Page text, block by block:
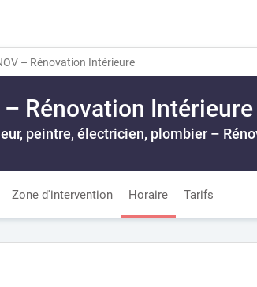
– Rénovation Intérieure
– Rénovation Intérieure
peintre, électricien, plombier –
Zone d'intervention Horaire Tarifs